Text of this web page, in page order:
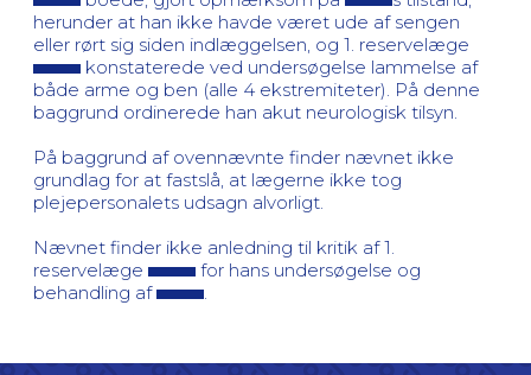
herunder at han ikke havde været ude af sengen
eller rørt sig siden indlæggelsen, og 1. reservelæge
konstaterede ved undersøgelse lammelse af
både arme og ben (alle 4 ekstremiteter). På denne
baggrund ordinerede han akut neurologisk tilsyn.
På baggrund af ovennævnte finder nævnet ikke
grundlag for at fastslå, at lægerne ikke tog
plejepersonalets udsagn alvorligt.
Nævnet finder ikke anledning til kritik af 1.
reservelæge
for hans undersøgelse og
behandling af